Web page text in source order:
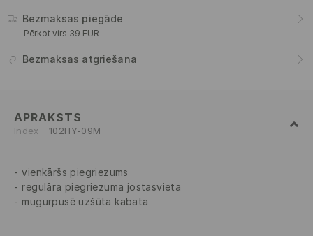
Bezmaksas piegāde
Pērkot virs 39 EUR
Bezmaksas atgriešana
APRAKSTS
Index 102HY-09M
vienkāršs piegriezums
regulāra piegriezuma jostasvieta
mugurpusē uzšūta kabata